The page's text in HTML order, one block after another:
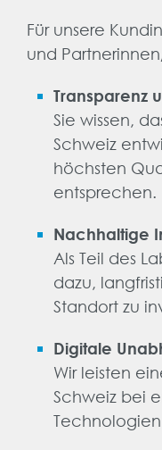
Für unsere
und
Transparenz
Sie wissen,
Schweiz
höchsten
entsprechen.
Nachhaltige
Als Teil des
dazu,
Standort zu
Digitale
Wir leisten
Schweiz bei